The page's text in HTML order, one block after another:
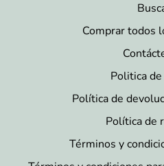
Comprar todos
Politica
Política de
Política de
Términos y